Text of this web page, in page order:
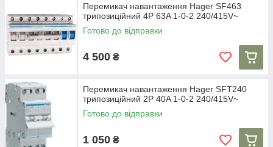
Перемикач навантаження Hager SF463
трипозиційний 4P 63A 1-0-2 240/415V~
Готово до відправки
4 500 ₴
Перемикач навантаження Hager SFT240
трипозиційний 2P 40A 1-0-2 240/415V~
Готово до відправки
1 050 ₴